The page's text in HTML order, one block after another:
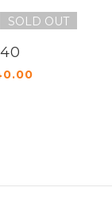
SOLD OUT